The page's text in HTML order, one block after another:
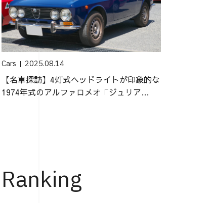
Cars 2025.08.14
【名車探訪】4灯式ヘッドライトが印象的な
1974年式のアルファロメオ「ジュリア
Ranking